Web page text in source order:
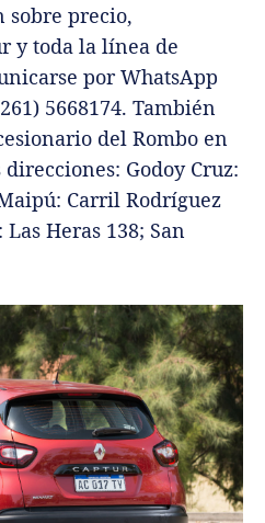
sobre precio,
y toda la línea de
por WhatsApp
5668174. También
del Rombo en
Godoy Cruz:
Carril Rodríguez
Heras 138; San